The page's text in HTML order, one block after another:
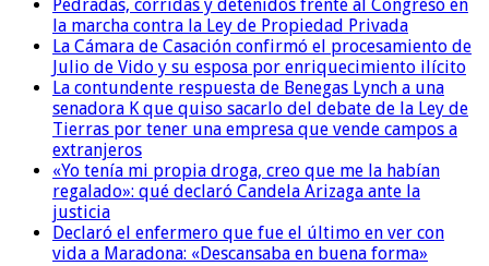
Pedradas, corridas y detenidos frente al Congreso en
la marcha contra la Ley de Propiedad Privada
La Cámara de Casación confirmó el procesamiento de
Julio de Vido y su esposa por enriquecimiento ilícito
La contundente respuesta de Benegas Lynch a una
senadora K que quiso sacarlo del debate de la Ley de
Tierras por tener una empresa que vende campos a
extranjeros
«Yo tenía mi propia droga, creo que me la habían
regalado»: qué declaró Candela Arizaga ante la
justicia
Declaró el enfermero que fue el último en ver con
vida a Maradona: «Descansaba en buena forma»